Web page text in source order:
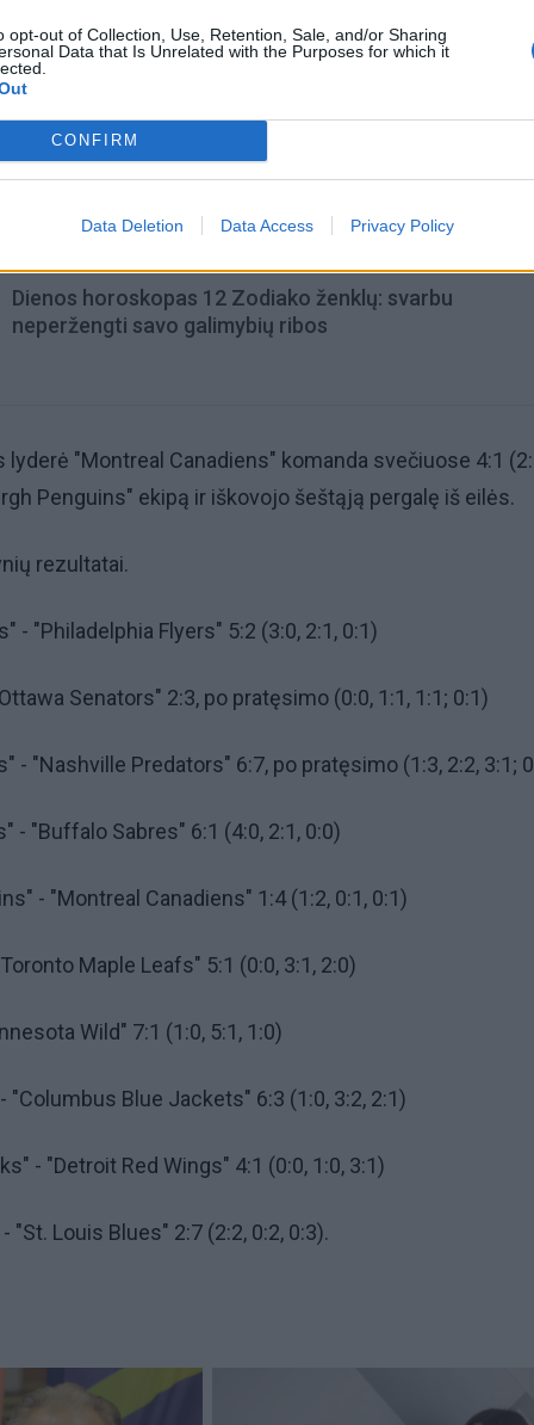
opt-out of Collection, Use, Retention, Sale, and/or Sharing
Data that Is Unrelated with the Purposes for which it
CONFIRM
Data Deletion Data Access Privacy Policy
sėkmė, Jaučiams – greiti sprendimai
Dienos horoskopas 12 Zodiako ženklų: svarbu
neperžengti savo galimybių ribos
"Montreal Canadiens" komanda svečiuose 4:1
Penguins" ekipą ir iškovojo šeštąją pergalę iš eilės.
rezultatai.
- "Philadelphia Flyers" 5:2 (3:0, 2:1, 0:1)
Senators" 2:3, po pratęsimo (0:0, 1:1, 1:1; 0:1)
- "Nashville Predators" 6:7, po pratęsimo (1:3, 2:2, 3:1;
- "Buffalo Sabres" 6:1 (4:0, 2:1, 0:0)
- "Montreal Canadiens" 1:4 (1:2, 0:1, 0:1)
Maple Leafs" 5:1 (0:0, 3:1, 2:0)
Wild" 7:1 (1:0, 5:1, 1:0)
"Columbus Blue Jackets" 6:3 (1:0, 3:2, 2:1)
- "Detroit Red Wings" 4:1 (0:0, 1:0, 3:1)
"St. Louis Blues" 2:7 (2:2, 0:2, 0:3).